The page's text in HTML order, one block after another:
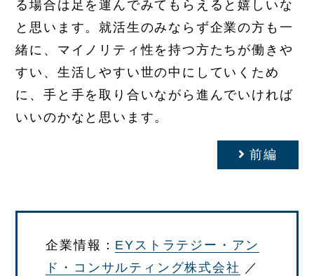
る場合は足を運んでみてもらえると嬉しいな
と思います。就活生のみならず企業の方も一
緒に、マイノリティ性を持つ方たちが働きや
すい、生活しやすい世の中にしていくため
に、手と手を取り合いながら進んでいければ
いいのかなと思います。
前編
企業情報： EYストラテジー・アン
ド・コンサルティング株式会社 ／